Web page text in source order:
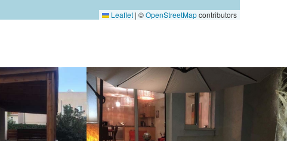
Leaflet | ©OpenStreetMapcontributors